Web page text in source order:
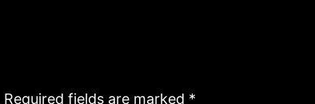
Required fields are marked *